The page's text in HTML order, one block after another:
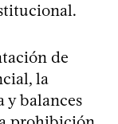
de
la
y balances